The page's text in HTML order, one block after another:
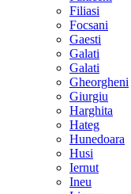
Filiasi
Focsani
Gaesti
Galati
Galati
Gheorgheni
Giurgiu
Harghita
Hateg
Hunedoara
Husi
Iernut
Ineu